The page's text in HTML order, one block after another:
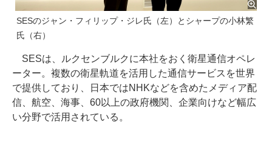
SESのジャン・フィリップ・ジレ氏（左）とシャープの小林繁
氏（右）
SESは、ルクセンブルクに本社をおく衛星通信オペレ
ーター。複数の衛星軌道を活用した通信サービスを世界
で提供しており、日本ではNHKなどを含めたメディア配
信、航空、海事、60以上の政府機関、企業向けなど幅広
い分野で活用されている。